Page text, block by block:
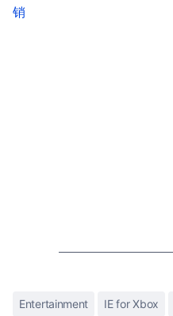
销
Entertainment IE for Xbox